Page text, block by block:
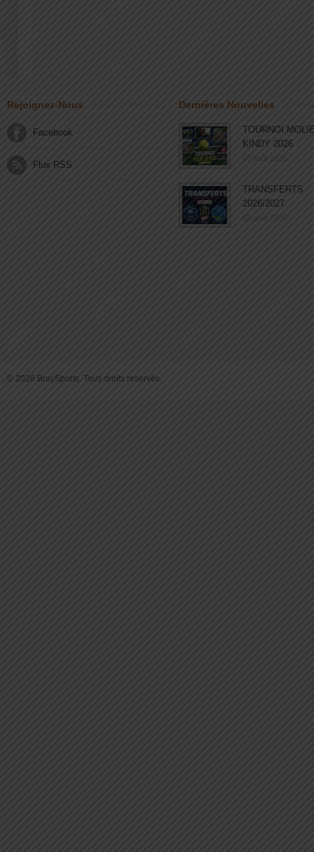
Rejoignez-Nous
Facebook
Flux RSS
Dernières Nouvelles
TOURNOI
KINDY 2026
03 août 2026
TRANSFERTS
2026/2027
03 août 2026
© 2026 BraySports. Tous droits reservés.